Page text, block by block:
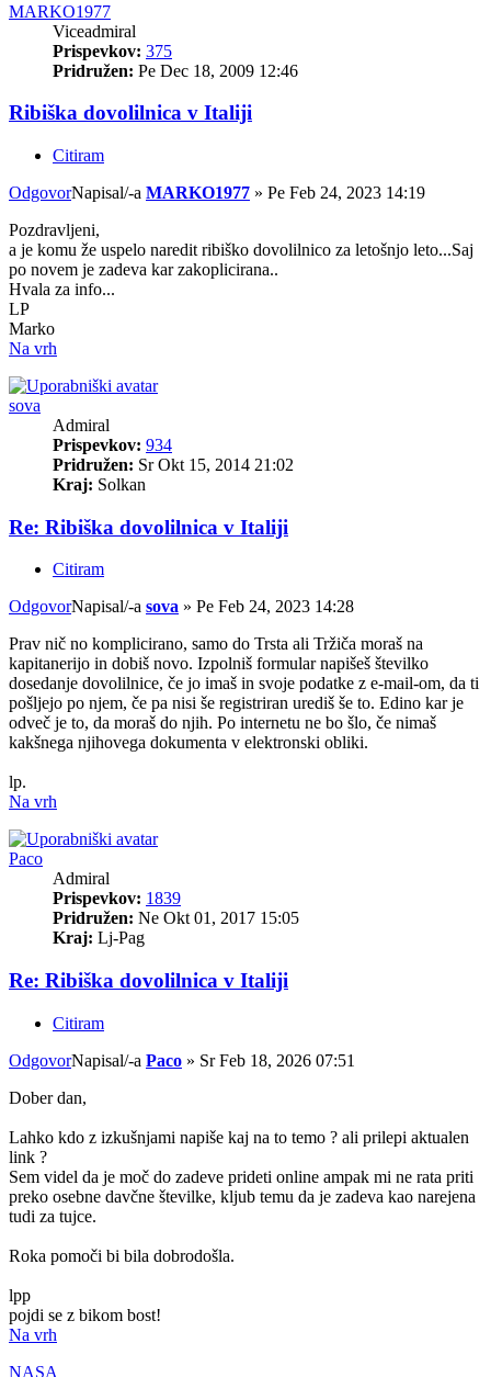
MARKO1977
Viceadmiral
Prispevkov: 375
Pridružen: Pe Dec 18, 2009 12:46
Ribiška dovolilnica v Italiji
Citiram
OdgovorNapisal/-a MARKO1977 » Pe Feb 24, 2023 14:19
Pozdravljeni,
a je komu že uspelo naredit ribiško dovolilnico za letošnjo leto...Saj
po novem je zadeva kar zakoplicirana..
Hvala za info...
LP
Marko
Na vrh
sova
Admiral
Prispevkov: 934
Pridružen: Sr Okt 15, 2014 21:02
Kraj: Solkan
Re: Ribiška dovolilnica v Italiji
Citiram
OdgovorNapisal/-a sova » Pe Feb 24, 2023 14:28
Prav nič no komplicirano, samo do Trsta ali Tržiča moraš na
kapitanerijo in dobiš novo. Izpolniš formular napišeš številko
dosedanje dovolilnice, če jo imaš in svoje podatke z e-mail-om, da ti
pošljejo po njem, če pa nisi še registriran urediš še to. Edino kar je
odveč je to, da moraš do njih. Po internetu ne bo šlo, če nimaš
kakšnega njihovega dokumenta v elektronski obliki.
lp.
Na vrh
Paco
Admiral
Prispevkov: 1839
Pridružen: Ne Okt 01, 2017 15:05
Kraj: Lj-Pag
Re: Ribiška dovolilnica v Italiji
Citiram
OdgovorNapisal/-a Paco » Sr Feb 18, 2026 07:51
Dober dan,
Lahko kdo z izkušnjami napiše kaj na to temo ? ali prilepi aktualen
link ?
Sem videl da je moč do zadeve prideti online ampak mi ne rata priti
preko osebne davčne številke, kljub temu da je zadeva kao narejena
tudi za tujce.
Roka pomoči bi bila dobrodošla.
lpp
pojdi se z bikom bost!
Na vrh
NASA